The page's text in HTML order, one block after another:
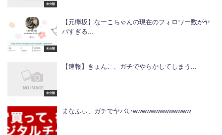
未分類
未分類
【元欅坂】なーこちゃんの現在のフォロワー数がヤ
バすぎる...
未分類
【速報】きょんこ、ガチでやらかしてしまう...
まなふぃ、ガチでヤバいwwwwwwwwwwwww